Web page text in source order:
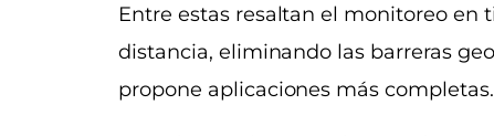
Entre estas resaltan el monitoreo en
distancia, eliminando las barreras
propone aplicaciones más completas.